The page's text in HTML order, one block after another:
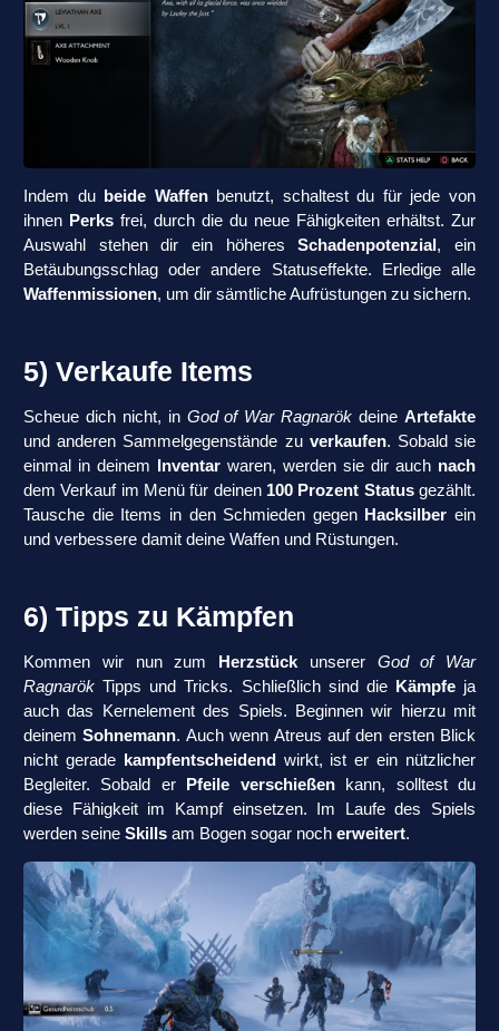
Indem du beide Waffenbenutzt, schaltest du für jede von
ihnen Perks frei, durch die du neue Fähigkeiten erhältst. Zur
Auswahl stehen dir ein höheresSchadenpotenzial, ein
Betäubungsschlag oder andere Statuseffekte. Erledige alle
Waffenmissionen, um dir sämtliche Aufrüstungen zu sichern.
5) Verkaufe Items
Scheue dich nicht, in God of War Ragnarök deineArtefakte
und anderen Sammelgegenstände zu verkaufen. Sobald sie
einmal in deinem Inventar waren, werden sie dir auch nach
dem Verkauf im Menü für deinen 100 Prozent Statusgezählt.
Tausche die Items in den Schmieden gegen Hacksilber ein
und verbessere damit deine Waffen und Rüstungen.
6) Tipps zu Kämpfen
Kommen wir nun zum Herzstück unserer God of War
Ragnarök Tipps und Tricks. Schließlich sind die Kämpfeja
auch das Kernelement des Spiels. Beginnen wir hierzu mit
deinemSohnemann. Auch wenn Atreus auf den ersten Blick
nicht gerade kampfentscheidendwirkt, ist er ein nützlicher
Begleiter. Sobald er Pfeile verschießenkann, solltest du
diese Fähigkeit im Kampf einsetzen. Im Laufe des Spiels
werden seine Skills am Bogen sogar noch erweitert.